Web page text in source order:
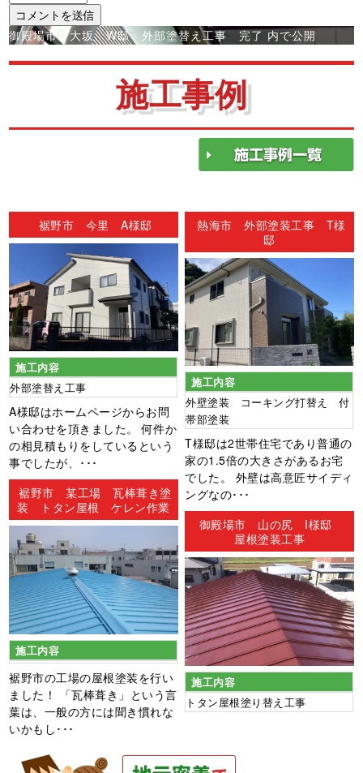
投
稿
ゲ
ン
御殿場市 大坂 W邸 外部塗替え工事 完了 内で公開
施工事例
裾野市 今里 A様邸
施工内容
外部塗替え工事
A様邸はホームページからお問
い合わせを頂きました。 何件か
の相見積もりをしているという
事でしたが、･･･
熱海市 外部塗装工事 T様
邸
施工内容
外壁塗装 コーキング打替え 付
帯部塗装
T様邸は2世帯住宅であり普通の
家の1.5倍の大きさがあるお宅
でした。 外壁は高意匠サイディ
ングなの･･･
裾野市 某工場 瓦棒葺き塗
装 トタン屋根 ケレン作業
施工内容
裾野市の工場の屋根塗装を行い
ました！ 「瓦棒葺き」という言
葉は、一般の方には聞き慣れな
いかもし･･･
御殿場市 山の尻 I様邸
屋根塗装工事
施工内容
トタン屋根塗り替え工事